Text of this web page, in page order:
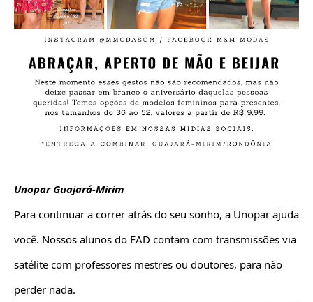
Unopar Guajará-Mirim
Para continuar a correr atrás do seu sonho, a Unopar ajuda
você. Nossos alunos do EAD contam com transmissões via
satélite com professores mestres ou doutores, para não
perder nada.